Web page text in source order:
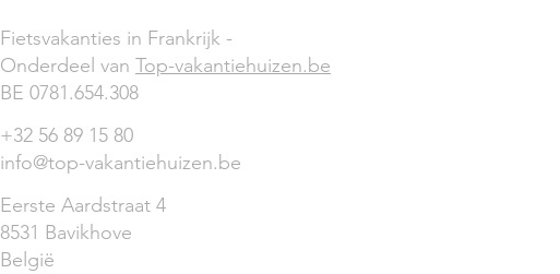
Fietsvakanties in Frankrijk -
Onderdeel van Top-vakantiehuizen.be
BE 0781.654.308
+32 56 89 15 80
info@top-vakantiehuizen.be
Eerste Aardstraat 4
8531 Bavikhove
België